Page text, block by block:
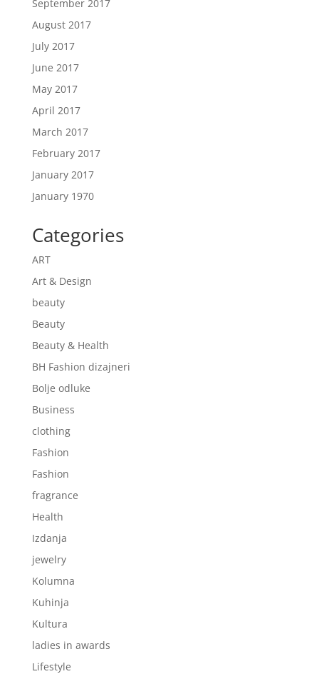
September 2017
August 2017
July 2017
June 2017
May 2017
April 2017
March 2017
February 2017
January 2017
January 1970
Categories
ART
Art & Design
beauty
Beauty
Beauty & Health
BH Fashion dizajneri
Bolje odluke
Business
clothing
Fashion
Fashion
fragrance
Health
Izdanja
jewelry
Kolumna
Kuhinja
Kultura
ladies in awards
Lifestyle